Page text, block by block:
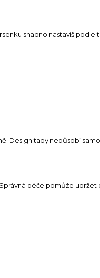
snadno nastavíš podle
Design tady nepůsobí
péče pomůže